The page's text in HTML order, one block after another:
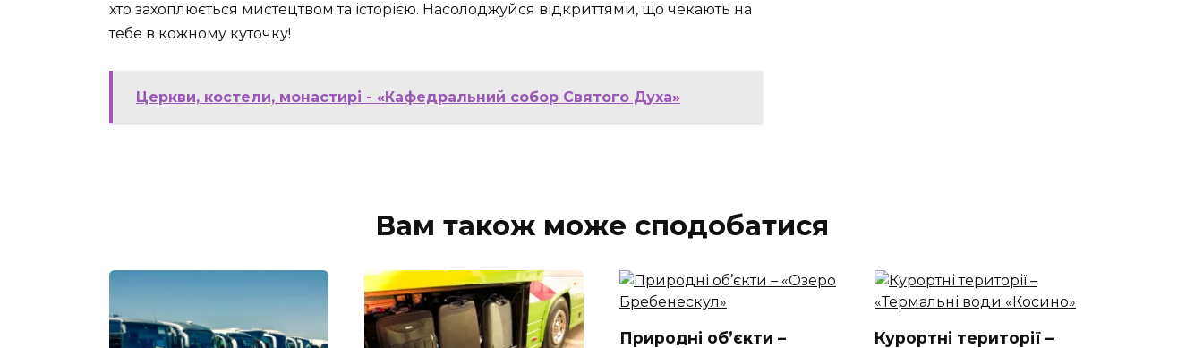
хто захоплюється мистецтвом та історією. Насолоджуйся відкриттями, що чекають на
тебе в кожному куточку!
Церкви, костели, монастирі - «Кафедральний собор Святого Духа»
Вам також може сподобатися
Природні об’єкти –
Курортні території –